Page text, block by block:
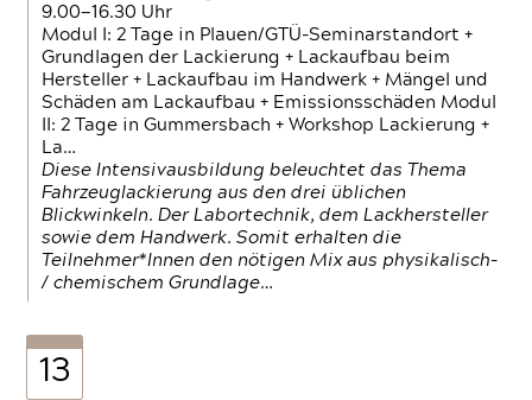
9.00—16.30 Uhr
Modul I: 2 Tage in Plauen/GTÜ-Seminarstandort +
Grundlagen der Lackierung + Lackaufbau beim
Hersteller + Lackaufbau im Handwerk + Mängel und
Schäden am Lackaufbau + Emissionsschäden Modul
II: 2 Tage in Gummersbach + Workshop Lackierung +
La…
Diese Intensivausbildung beleuchtet das Thema
Fahrzeuglackierung aus den drei üblichen
Blickwinkeln. Der Labortechnik, dem Lackhersteller
sowie dem Handwerk. Somit erhalten die
Teilnehmer*Innen den nötigen Mix aus physikalisch-
/ chemischem Grundlage…
13